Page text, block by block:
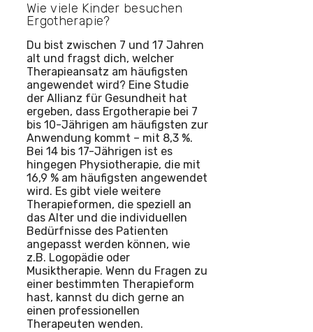
Wie viele Kinder besuchen
Ergotherapie?
Du bist zwischen 7 und 17 Jahren
alt und fragst dich, welcher
Therapieansatz am häufigsten
angewendet wird? Eine Studie
der Allianz für Gesundheit hat
ergeben, dass Ergotherapie bei 7
bis 10-Jährigen am häufigsten zur
Anwendung kommt – mit 8,3 %.
Bei 14 bis 17-Jährigen ist es
hingegen Physiotherapie, die mit
16,9 % am häufigsten angewendet
wird. Es gibt viele weitere
Therapieformen, die speziell an
das Alter und die individuellen
Bedürfnisse des Patienten
angepasst werden können, wie
z.B. Logopädie oder
Musiktherapie. Wenn du Fragen zu
einer bestimmten Therapieform
hast, kannst du dich gerne an
einen professionellen
Therapeuten wenden.